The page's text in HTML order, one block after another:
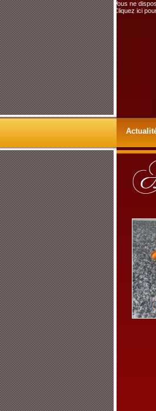
Vous ne
Cliquez ici